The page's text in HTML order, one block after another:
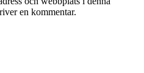
en kommentar.